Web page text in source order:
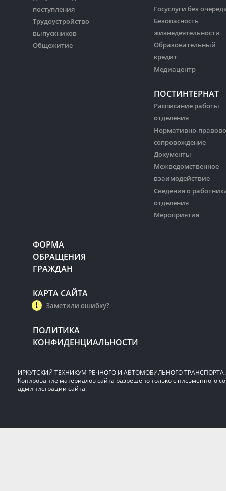
поступления
Трудоустройство
выпускников
Общежитие
Госуслуги без
Безопасность
жизнедеятельности
Образовательный
кредит
Медиацентр
ПОСТИНТЕРНАТ
Расписание работы
отделения
Нормативно-
сопровождение
Документы
Межведомственное
взаимодействие
Сведения о
отделения
Мероприятия
ФОРМА
ОБРАЩЕНИЯ
ГРАЖДАН
КАРТА САЙТА
Заметили ошибку?
ПОЛИТИКА
КОНФИДЕНЦИАЛЬНОСТИ
ИРКУТСКИЙ ТЕХНИКУМ РЕЧНОГО И АВТОМОБИЛЬНОГО ТРАНСПОРТА
Копирование материалов сайта разрешено только с письменного
администрации сайта.